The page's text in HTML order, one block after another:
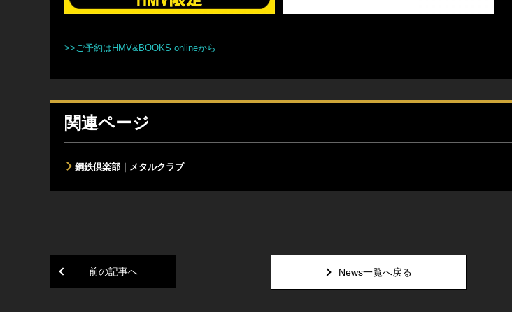
>>ご予約はHMV&BOOKS onlineから
関連ページ
鋼鉄倶楽部｜メタルクラブ
前の記事へ News一覧へ戻る